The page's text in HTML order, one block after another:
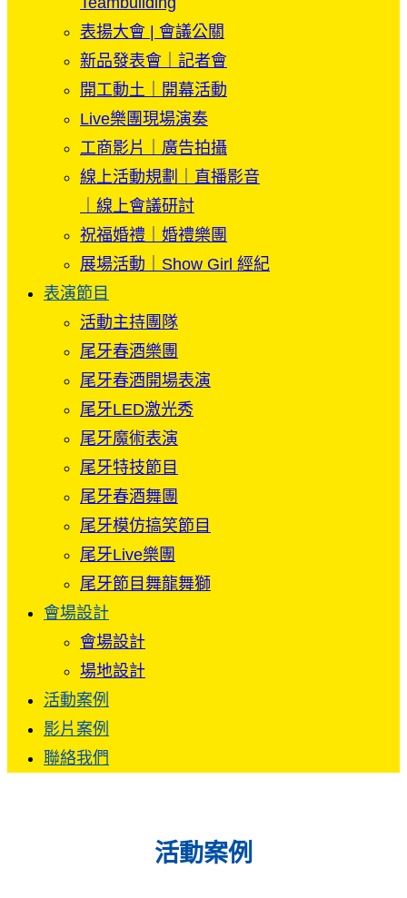
表揚大會 | 會議公關
新品發表會｜記者會
開工動土｜開幕活動
Live樂團現場演奏
工商影片｜廣告拍攝
線上活動規劃｜直播影音
｜線上會議研討
祝福婚禮｜婚禮樂團
展場活動｜Show Girl 經紀
表演節目
活動主持團隊
尾牙春酒樂團
尾牙春酒開場表演
尾牙LED激光秀
尾牙魔術表演
尾牙特技節目
尾牙春酒舞團
尾牙模仿搞笑節目
尾牙Live樂團
尾牙節目舞龍舞獅
會場設計
會場設計
場地設計
活動案例
影片案例
聯絡我們
活動案例